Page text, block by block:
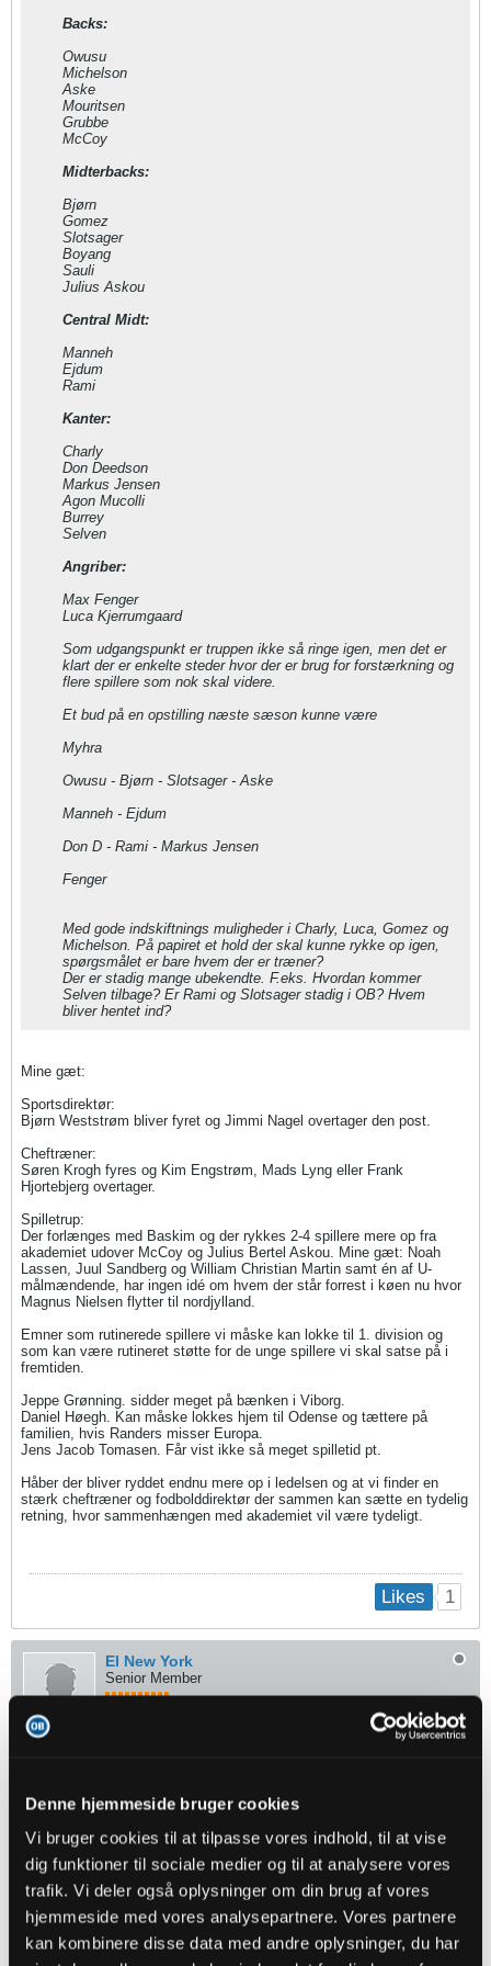
Denne hjemmeside bruger cookies
Vi bruger cookies til at tilpasse vores indhold, til at vise
dig funktioner til sociale medier og til at analysere vores
trafik. Vi deler også oplysninger om din brug af vores
hjemmeside med vores analysepartnere. Vores partnere
kan kombinere disse data med andre oplysninger, du har
Backs:
Owusu
Michelson
Aske
Mouritsen
Grubbe
McCoy
Midterbacks:
Bjørn
Gomez
Slotsager
Boyang
Sauli
Julius Askou
Central Midt:
Manneh
Ejdum
Rami
Kanter:
Charly
Don Deedson
Markus Jensen
Agon Mucolli
Burrey
Selven
Angriber:
Max Fenger
Luca Kjerrumgaard
Som udgangspunkt er truppen ikke så ringe igen, men det er
klart der er enkelte steder hvor der er brug for forstærkning og
flere spillere som nok skal videre.
Et bud på en opstilling næste sæson kunne være
Myhra
Owusu - Bjørn - Slotsager - Aske
Manneh - Ejdum
Don D - Rami - Markus Jensen
Fenger
Med gode indskiftnings muligheder i Charly, Luca, Gomez og
Michelson. På papiret et hold der skal kunne rykke op igen,
spørgsmålet er bare hvem der er træner?
Der er stadig mange ubekendte. F.eks. Hvordan kommer
Selven tilbage? Er Rami og Slotsager stadig i OB? Hvem
bliver hentet ind?
Mine gæt:
Sportsdirektør:
Bjørn Weststrøm bliver fyret og Jimmi Nagel overtager den post.
Cheftræner:
Søren Krogh fyres og Kim Engstrøm, Mads Lyng eller Frank
Hjortebjerg overtager.
Spilletrup:
Der forlænges med Baskim og der rykkes 2-4 spillere mere op fra
akademiet udover McCoy og Julius Bertel Askou. Mine gæt: Noah
Lassen, Juul Sandberg og William Christian Martin samt én af U-
målmændende, har ingen idé om hvem der står forrest i køen nu hvor
Magnus Nielsen flytter til nordjylland.
Emner som rutinerede spillere vi måske kan lokke til 1. division og
som kan være rutineret støtte for de unge spillere vi skal satse på i
fremtiden.
Jeppe Grønning. sidder meget på bænken i Viborg.
Daniel Høegh. Kan måske lokkes hjem til Odense og tættere på
familien, hvis Randers misser Europa.
Jens Jacob Tomasen. Får vist ikke så meget spilletid pt.
Håber der bliver ryddet endnu mere op i ledelsen og at vi finder en
stærk cheftræner og fodbolddirektør der sammen kan sætte en tydelig
retning, hvor sammenhængen med akademiet vil være tydeligt.
Likes 1
El New York
Senior Member
Oprindeligt indsendt afSU1978
Tak for oversigten.
Hvorfor mener du ikke at Ivansevic og Kadrii fortsætter? Du
har Buray til både at blive og smutte? Rami bliver under ingen
omstændigheder, det har agenten meldt klart ud. Max Fenger
fortsætter desværre ikke. Charly tror jeg også er meget
meget tvivlsom.